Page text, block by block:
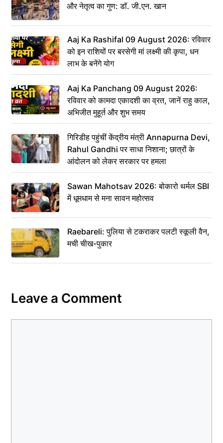
और नेतृत्व का गुण: डॉ. जी.एन. खान
Aaj Ka Rashifal 09 August 2026: रविवार
को इन राशियों पर बरसेगी मां लक्ष्मी की कृपा, धन
लाभ के बनेंगे योग
Aaj Ka Panchang 09 August 2026:
रविवार को कामदा एकादशी का व्रत, जानें राहु काल,
अभिजीत मुहूर्त और शुभ समय
गिरिडीह पहुंचीं केंद्रीय मंत्री Annapurna Devi,
Rahul Gandhi पर साधा निशाना; छात्रों के
आंदोलन को लेकर सरकार पर हमला
Sawan Mahotsav 2026: बोकारो थर्मल SBI
में धूमधाम से मना सावन महोत्सव
Raebareli: पुलिया से टकराकर पलटी स्कूली वैन,
मची चीख-पुकार
Leave a Comment